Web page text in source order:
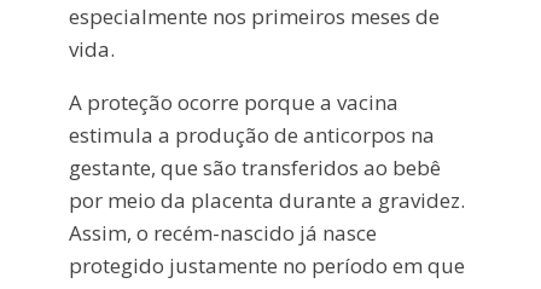
especialmente nos primeiros meses de
vida.
A proteção ocorre porque a vacina
estimula a produção de anticorpos na
gestante, que são transferidos ao bebê
por meio da placenta durante a gravidez.
Assim, o recém-nascido já nasce
protegido justamente no período em que